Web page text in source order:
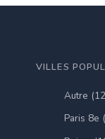
VILLES
Autre
Paris 8e